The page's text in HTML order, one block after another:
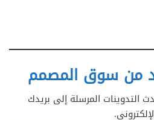
من سوق المصمم
التدوينات المرسلة إلى بريدك